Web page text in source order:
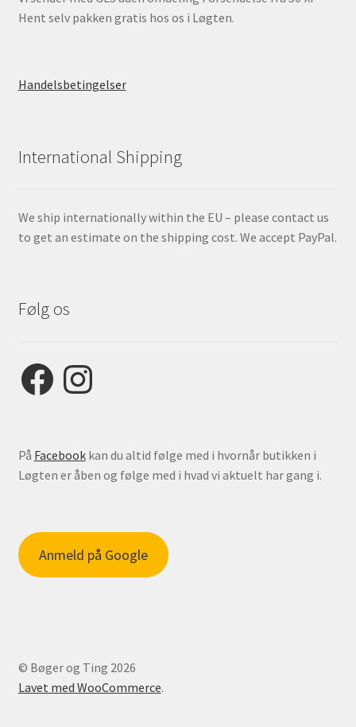
Hent selv pakken gratis hos os i Løgten.
Handelsbetingelser
International Shipping
We ship internationally within the EU – please contact us
to get an estimate on the shipping cost. We accept PayPal.
Følg os
FacebookInstagram
På Facebookkan du altid følge med i hvornår butikken i
Løgten er åben og følge med i hvad vi aktuelt har gang i.
Anmeld på Google
© Bøger og Ting 2026
Lavet med WooCommerce.